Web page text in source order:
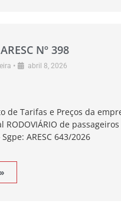
Nº 398
• abril 8, 2026
de Tarifas e Preços da
de
ARESC 643/2026